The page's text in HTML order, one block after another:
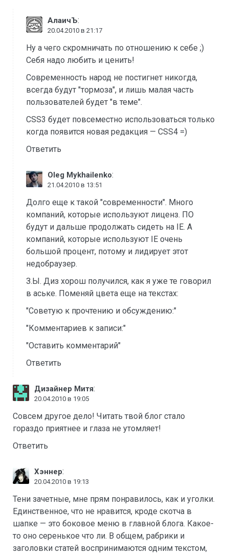
АлаичЪ:
20.04.2010 в 21:17
Ну а чего скромничать по отношению к себе ;)
Себя надо любить и ценить!
Современность народ не постигнет никогда,
всегда будут "тормоза", и лишь малая часть
пользователей будет "в теме".
CSS3 будет повсеместно использоваться только
когда появится новая редакция — CSS4 =)
Ответить
Oleg Mykhailenko:
21.04.2010 в 13:51
Долго еще к такой "современности". Много
компаний, которые используют лиценз. ПО
будут и дальше продолжать сидеть на IE. А
компаний, которые используют IE очень
большой процент, потому и лидирует этот
недобраузер.
З.Ы. Диз хорош получился, как я уже те говорил
в аське. Поменяй цвета еще на текстах:
"Советую к прочтению и обсуждению:"
"Комментариев к записи:"
"Оставить комментарий"
Ответить
Дизайнер Митя:
20.04.2010 в 19:05
Совсем другое дело! Читать твой блог стало
гораздо приятнее и глаза не утомляет!
Ответить
Хэннер:
20.04.2010 в 19:13
Тени зачетные, мне прям понравилось, как и уголки.
Единственное, что не нравится, кроде скотча в
шапке — это боковое меню в главной блога. Какое-
то оно серенькое что ли. В общем, рабрики и
заголовки статей воспринимаются одним текстом,